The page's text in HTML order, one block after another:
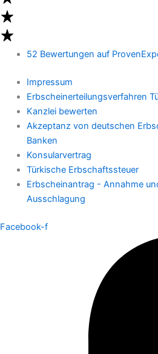
52 Bewertungen auf
Impressum
Erbscheinerteilungsverfahren
Kanzlei bewerten
Akzeptanz von deutschen
Banken
Konsularvertrag
Türkische Erbschaftssteuer
Erbscheinantrag - Annahme
Ausschlagung
Facebook-f